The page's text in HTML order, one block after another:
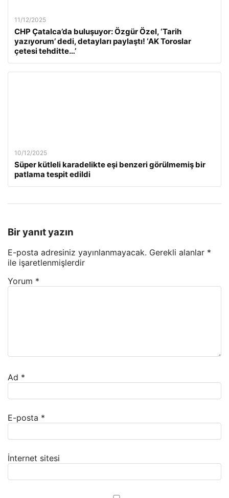
11/12/2025
CHP Çatalca’da buluşuyor: Özgür Özel, ‘Tarih
yazıyorum’ dedi, detayları paylaştı! ‘AK Toroslar
çetesi tehditte…’
10/12/2025
Süper kütleli karadelikte eşi benzeri görülmemiş bir
patlama tespit edildi
Bir yanıt yazın
E-posta adresiniz yayınlanmayacak. Gerekli alanlar *
ile işaretlenmişlerdir
Yorum *
Ad *
E-posta *
İnternet sitesi